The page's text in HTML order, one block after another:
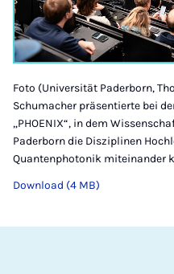
Foto (Universität Paderborn,
Schumacher präsentierte bei
„PHOENIX“, in dem
Paderborn die Disziplinen
Quantenphotonik miteinander
Download (4 MB)